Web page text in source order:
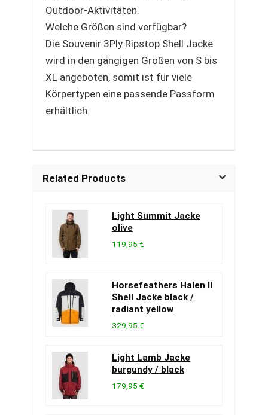
Outdoor-Aktivitäten.
Welche Größen sind verfügbar?
Die Souvenir 3Ply Ripstop Shell Jacke
wird in den gängigen Größen von S bis
XL angeboten, somit ist für viele
Körpertypen eine passende Passform
erhältlich.
Related Products
Light Summit Jacke
olive
119,95 €
Horsefeathers Halen II
Shell Jacke black /
radiant yellow
329,95 €
Light Lamb Jacke
burgundy / black
179,95 €